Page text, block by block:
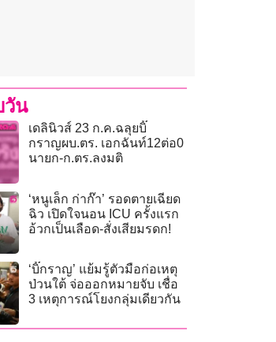
วัน
เดลินิวส์ 23 ก.ค.ฉลุยบิ๊
กราญผบ.ตร. เอกฉันท์12ต่อ0
นายก-ก.ตร.ลงมติ
‘หนูเล็ก ก่าก๊า’ รอดตายเฉียด
ฉิว เปิดใจนอน ICU ครั้งแรก
อ้วกเป็นเลือด-สั่งเสียมรดก!
‘บิ๊กราญ’ แย้มรู้ตัวมือก่อเหตุ
ป่วนใต้ จ่อออกหมายจับ เชื่อ
3 เหตุการณ์โยงกลุ่มเดียวกัน